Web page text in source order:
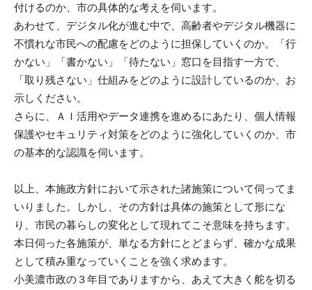
付けるのか、市の具体的な考えを伺います。
あわせて、デジタル化が進む中で、高齢者やデジタル機器に
不慣れな市民への配慮をどのように担保していくのか。「行
かない」「書かない」「待たない」窓口を目指す一方で、
「取り残さない」仕組みをどのように設計しているのか、お
示しください。
さらに、ＡＩ活用やデータ連携を進めるにあたり、個人情報
保護やセキュリティ対策をどのように強化していくのか、市
の基本的な認識を伺います。
以上、本施政方針において示された諸施策について伺ってま
いりました。しかし、その方針は具体の施策として形にな
り、市民の暮らしの変化として現れてこそ意味を持ちます。
本日伺った各施策が、単なる方針にとどまらず、確かな成果
として積み重なっていくことを強く求めます。
小美濃市政の３年目でありますから、あえて大きく舵を切る